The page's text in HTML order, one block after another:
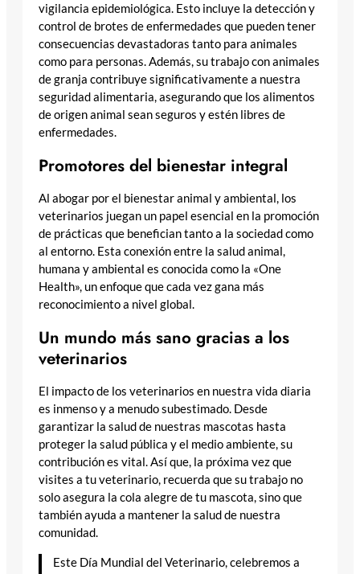
vigilancia epidemiológica. Esto incluye la detección y
control de brotes de enfermedades que pueden tener
consecuencias devastadoras tanto para animales
como para personas. Además, su trabajo con animales
de granja contribuye significativamente a nuestra
seguridad alimentaria, asegurando que los alimentos
de origen animal sean seguros y estén libres de
enfermedades.
Promotores del bienestar integral
Al abogar por el bienestar animal y ambiental, los
veterinarios juegan un papel esencial en la promoción
de prácticas que benefician tanto a la sociedad como
al entorno. Esta conexión entre la salud animal,
humana y ambiental es conocida como la «One
Health», un enfoque que cada vez gana más
reconocimiento a nivel global.
Un mundo más sano gracias a los
veterinarios
El impacto de los veterinarios en nuestra vida diaria
es inmenso y a menudo subestimado. Desde
garantizar la salud de nuestras mascotas hasta
proteger la salud pública y el medio ambiente, su
contribución es vital. Así que, la próxima vez que
visites a tu veterinario, recuerda que su trabajo no
solo asegura la cola alegre de tu mascota, sino que
también ayuda a mantener la salud de nuestra
comunidad.
Este Día Mundial del Veterinario, celebremos a